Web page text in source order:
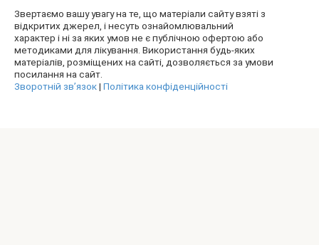
Звертаємо вашу увагу на те, що матеріали сайту взяті з
відкритих джерел, і несуть ознайомлювальний
характер і ні за яких умов не є публічною офертою або
методиками для лікування. Використання будь-яких
матеріалів, розміщених на сайті, дозволяється за умови
посилання на сайт.
Зворотній зв’язок| Політика конфіденційності